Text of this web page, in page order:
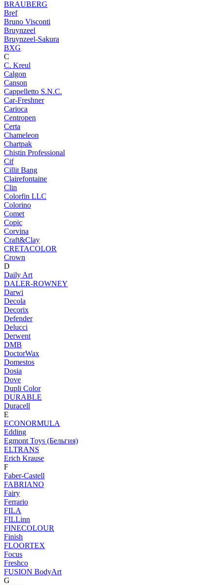
BRAUBERG
Bref
Bruno Visconti
Bruynzeel
Bruynzeel-Sakura
BXG
C
C. Kreul
Calgon
Canson
Cappelletto S.N.C.
Car-Freshner
Carioca
Centropen
Certa
Chameleon
Chartpak
Chistin Professional
Cif
Cillit Bang
Clairefontaine
Clin
Colorfin LLC
Colorino
Comet
Copic
Corvina
Craft&Clay
CRETACOLOR
Crown
D
Daily Art
DALER-ROWNEY
Darwi
Decola
Decorix
Defender
Delucci
Derwent
DMB
DoctorWax
Domestos
Dosia
Dove
Dupli Color
DURABLE
Duracell
E
ECONORMULA
Edding
Egmont Toys (Бельгия)
ELTRANS
Erich Krause
F
Faber-Castell
FABRIANO
Fairy
Ferrario
FILA
FILLinn
FINECOLOUR
Finish
FLOORTEX
Focus
Freshco
FUSION BodyArt
G